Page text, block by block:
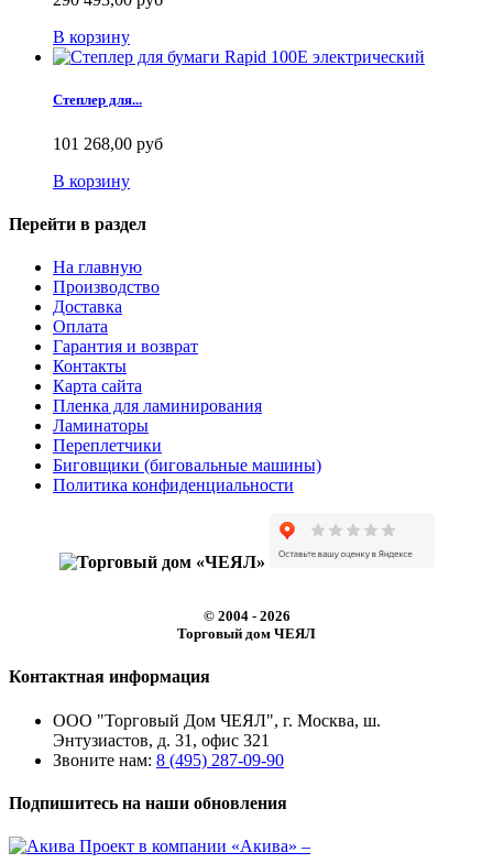
В корзину
Степлер для...
101 268,00 руб
В корзину
Перейти в раздел
На главную
Производство
Доставка
Оплата
Гарантия и возврат
Контакты
Карта сайта
Пленка для ламинирования
Ламинаторы
Переплетчики
Биговщики (биговальные машины)
Политика конфиденциальности
© 2004 - 2026
Торговый дом ЧЕЯЛ
Контактная информация
ООО "Торговый Дом ЧЕЯЛ", г. Москва, ш.
Энтузиастов, д. 31, офис 321
Звоните нам: 8 (495) 287-09-90
Подпишитесь на наши обновления
Проект в компании «Акива» –